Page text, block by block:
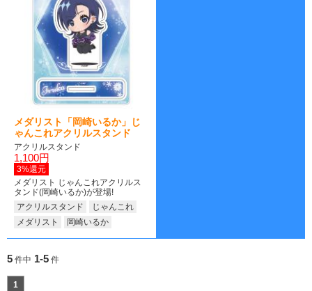
メダリスト「岡崎いるか」じ
ゃんこれアクリルスタンド
アクリルスタンド
1,100円
3%還元
メダリスト じゃんこれアクリルス
タンド(岡崎いるか)が登場!
アクリルスタンド
じゃんこれ
メダリスト
岡崎いるか
5 件中 1-5 件
1